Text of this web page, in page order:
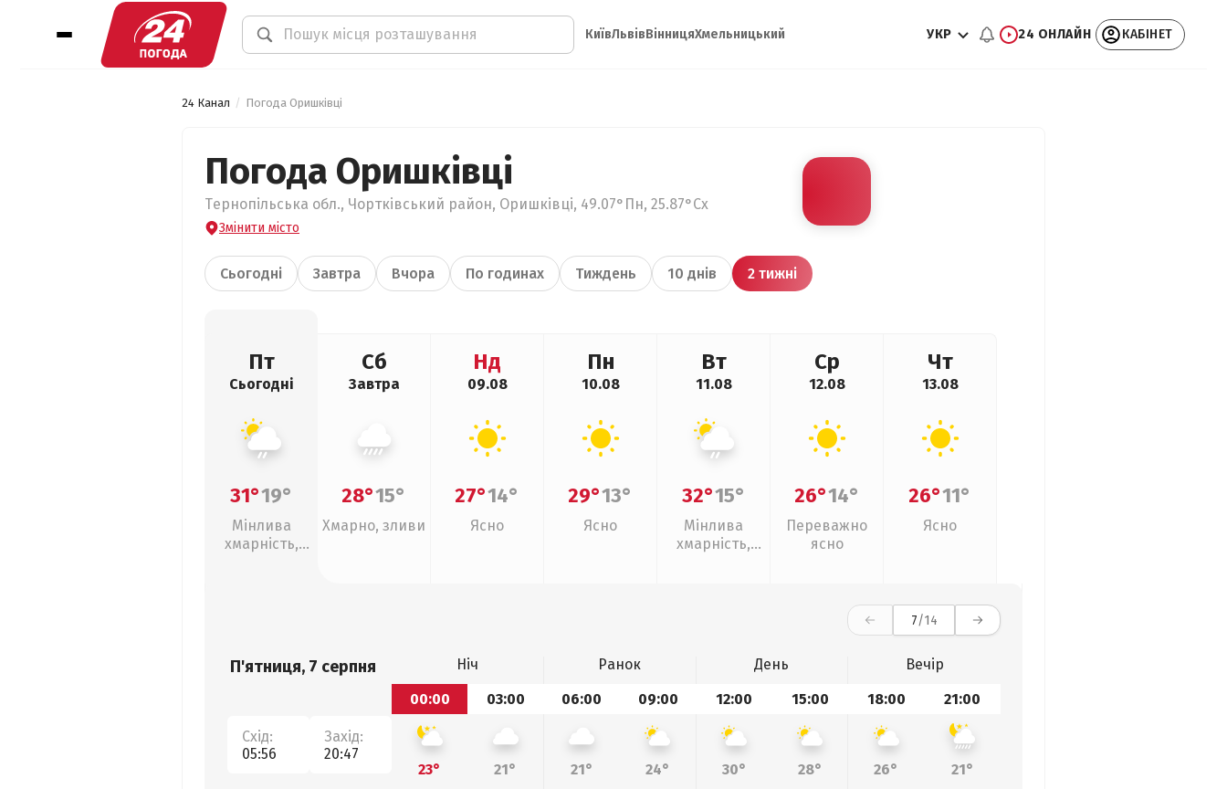
КиївЛьвівВінницяХмельницький УКР 24 ОНЛАЙН КАБІНЕТ
24 Канал Погода Оришківці
Погода Оришківці
Тернопільська обл., Чортківський район, Оришківці, 49.07°Пн, 25.87°Сх
Змінити місто
Сьогодні Завтра Вчора По годинах Тиждень 10 днів 2 тижні
Пт
Сьогодні
31°19°
Мінлива
хмарність,
Сб
Завтра
28°15°
Хмарно, зливи
Нд
09.08
27°14°
Ясно
Пн
10.08
29°13°
Ясно
Вт
11.08
32°15°
Мінлива
хмарність,
Ср
12.08
26°14°
Переважно
ясно
Чт
13.08
26°11°
Ясно
7/14
П'ятниця, 7 серпня
Схід:
05:56
Захід:
20:47
Ніч Ранок День
Вечір
00:00
03:00 06:00 09:00 12:00 15:00 18:00 21:00
23° 21° 21° 24° 30° 28° 26°
21°